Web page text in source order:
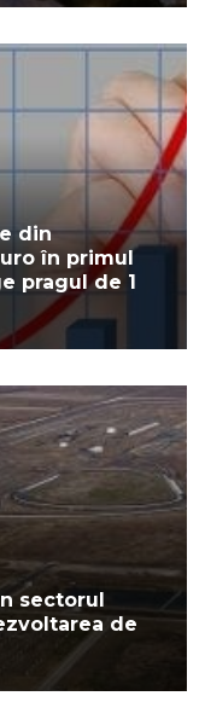
din
în primul
pragul de 1
sectorul
de